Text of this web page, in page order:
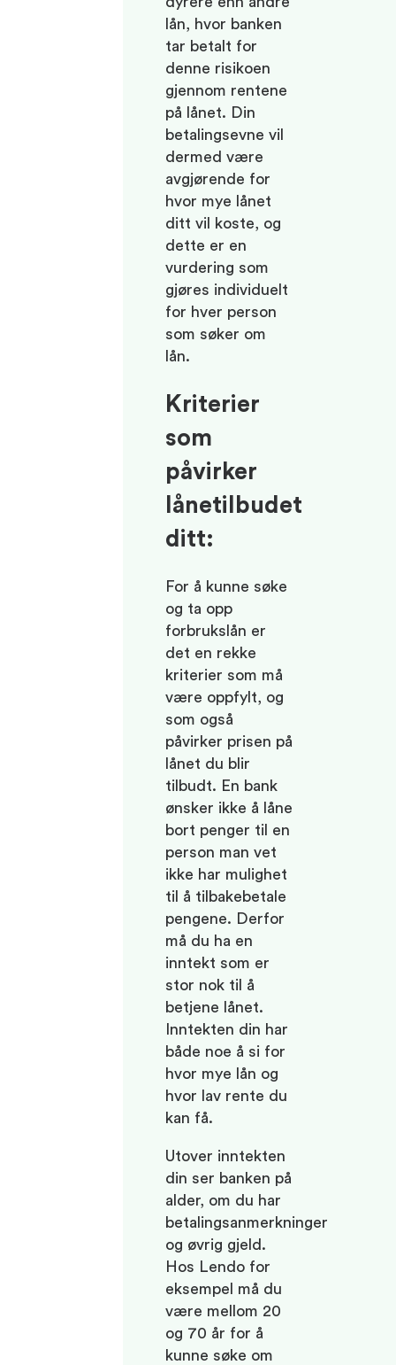
lån, hvor banken
tar betalt for
denne risikoen
gjennom rentene
på lånet. Din
betalingsevne vil
dermed være
avgjørende for
hvor mye lånet
ditt vil koste, og
dette er en
vurdering som
gjøres individuelt
for hver person
som søker om
lån.
Kriterier
som
påvirker
lånetilbudet
ditt:
For å kunne søke
og ta opp
forbrukslån er
det en rekke
kriterier som må
være oppfylt, og
som også
påvirker prisen på
lånet du blir
tilbudt. En bank
ønsker ikke å låne
bort penger til en
person man vet
ikke har mulighet
til å tilbakebetale
pengene. Derfor
må du ha en
inntekt som er
stor nok til å
betjene lånet.
Inntekten din har
både noe å si for
hvor mye lån og
hvor lav rente du
kan få.
Utover inntekten
din ser banken på
alder, om du har
betalingsanmerkninger
og øvrig gjeld.
Hos Lendo for
eksempel må du
være mellom 20
og 70 år for å
kunne søke om